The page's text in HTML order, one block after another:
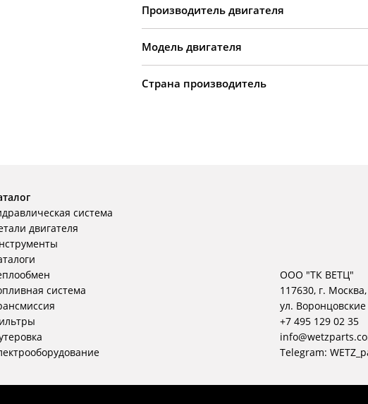
Производитель двигателя
Модель двигателя
Страна производитель
система
двигателя
система
ООО "ТК ВЕТЦ"
117630, г. Москва,
ул.
+7 495 129 02 35
Telegram: